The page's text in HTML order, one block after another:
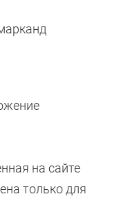
на сайте
только для